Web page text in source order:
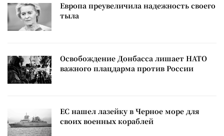
Европа преувеличила надежность своего
тыла
Освобождение Донбасса лишает НАТО
важного плацдарма против России
ЕС нашел лазейку в Черное море для
своих военных кораблей